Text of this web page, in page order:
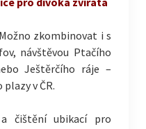
zkombinovat i s
návštěvou Ptačího
Ještěrčího ráje –
v ČR.
čištění ubikací pro